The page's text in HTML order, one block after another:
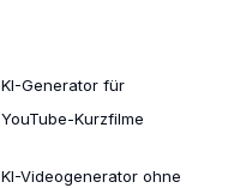
KI-Generator für
YouTube-Kurzfilme
KI-Videogenerator ohne